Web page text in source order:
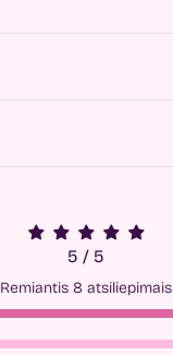
5 / 5
Remiantis 8 atsiliepimais